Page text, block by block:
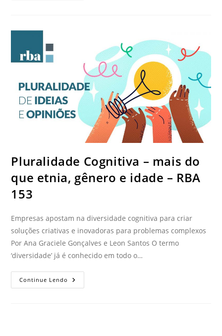
Pluralidade Cognitiva – mais do
que etnia, gênero e idade – RBA
153
Empresas apostam na diversidade cognitiva para criar
soluções criativas e inovadoras para problemas complexos
Por Ana Graciele Gonçalves e Leon Santos O termo
‘diversidade’ já é conhecido em todo o…
Continue Lendo